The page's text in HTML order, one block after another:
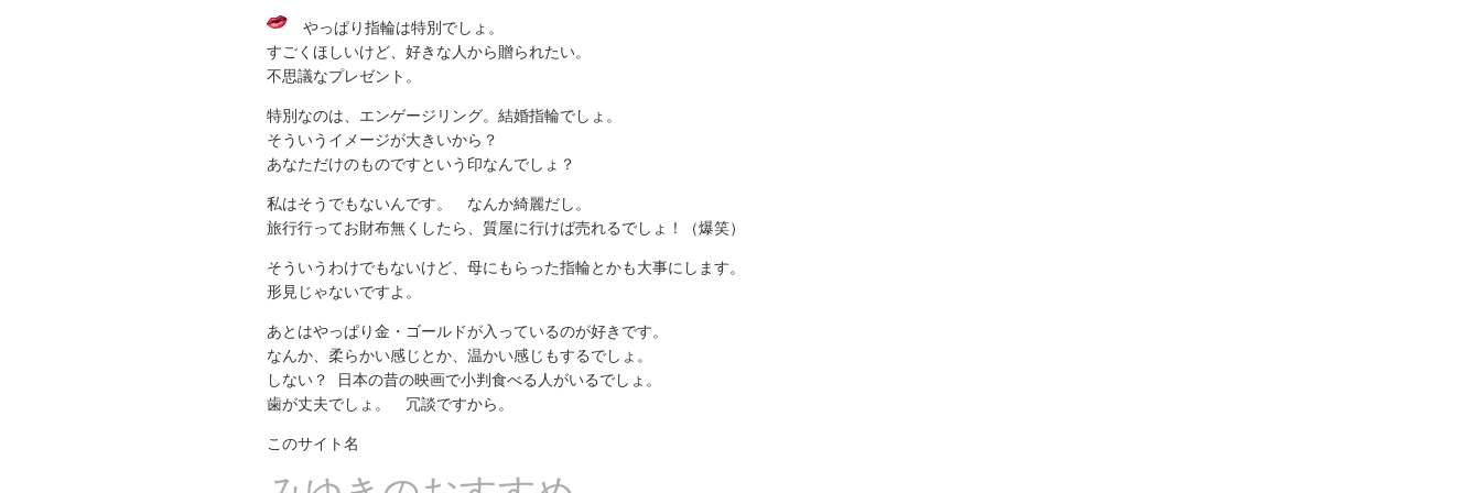
やっぱり指輪は特別でしょ。
すごくほしいけど、好きな人から贈られたい。
不思議なプレゼント。
特別なのは、エンゲージリング。結婚指輪でしょ。
そういうイメージが大きいから？
あなただけのものですという印なんでしょ？
私はそうでもないんです。 なんか綺麗だし。
旅行行ってお財布無くしたら、質屋に行けば売れるでしょ！（爆笑）
そういうわけでもないけど、母にもらった指輪とかも大事にします。
形見じゃないですよ。
あとはやっぱり金・ゴールドが入っているのが好きです。
なんか、柔らかい感じとか、温かい感じもするでしょ。
しない？ 日本の昔の映画で小判食べる人がいるでしょ。
歯が丈夫でしょ。 冗談ですから。
このサイト名